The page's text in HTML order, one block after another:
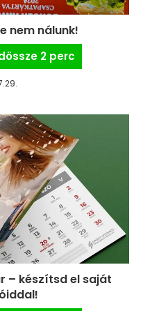
nem nálunk!
– készítsd el saját